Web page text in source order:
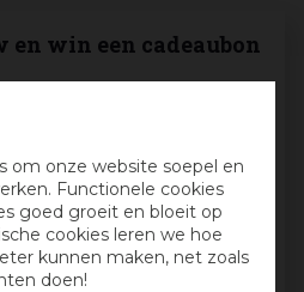
om onze website soepel en
Functionele cookies
goed groeit en bloeit op
cookies leren we hoe
kunnen maken, net zoals
doen!
en win een cadeaubon
met dit product en maak
*